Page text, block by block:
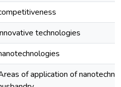
technologies
of application of